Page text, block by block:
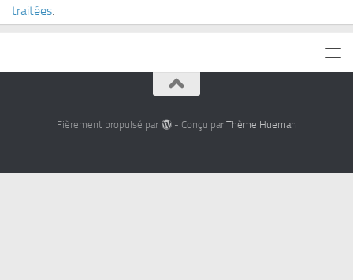
traitées
Fièrement propulsé par - Conçu par Thème Hueman